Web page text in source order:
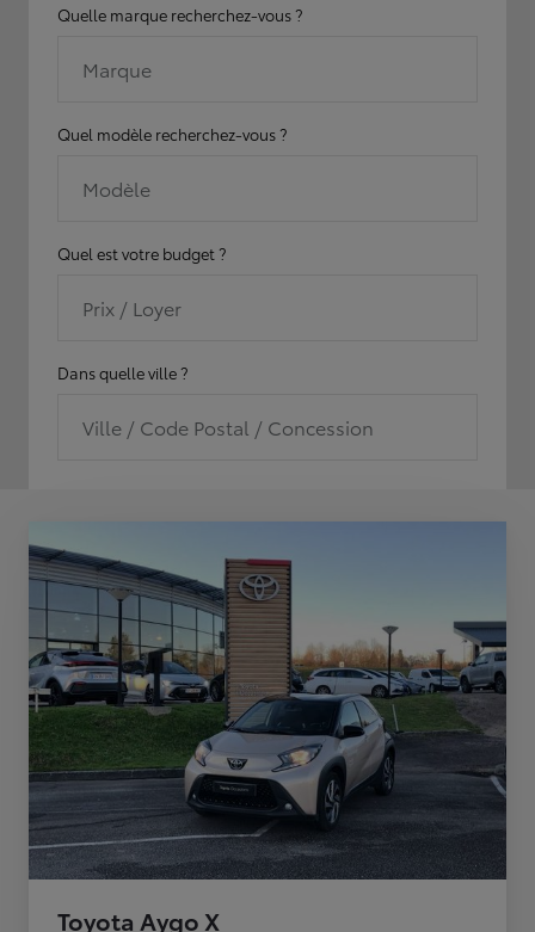
Quelle marque recherchez-vous ?
Marque
Quel modèle recherchez-vous ?
Modèle
Quel est votre budget ?
Prix / Loyer
Dans quelle ville ?
Ville / Code Postal / Concession
Toyota Aygo X